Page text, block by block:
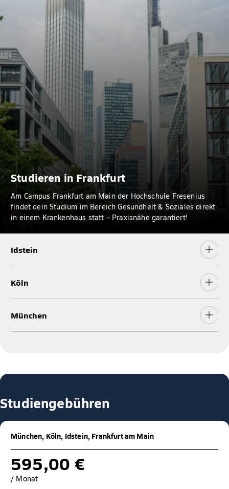
Studieren in Frankfurt
Am Campus Frankfurt am Main der Hochschule Fresenius
findet dein Studium im Bereich Gesundheit & Soziales direkt
in einem Krankenhaus statt – Praxisnähe garantiert!
Idstein
Köln
München
Studiengebühren
München, Köln, Idstein, Frankfurt am Main
595,00 €
/ Monat